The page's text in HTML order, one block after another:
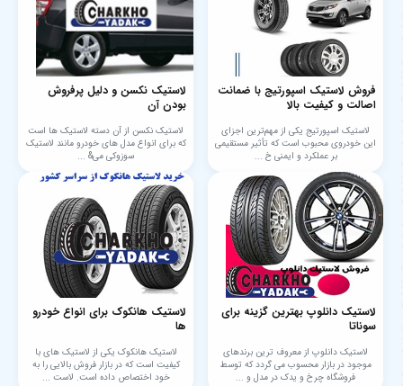
فروش لاستیک اسپورتیج با ضمانت
اصالت و کیفیت بالا
لاستیک اسپورتیج یکی از مهم‌ترین اجزای
این خودروی محبوب است که تأثیر مستقیمی
بر عملکرد و ایمنی خ ...
لاستیک نکسن و دلیل پرفروش
بودن آن
لاستیک نکسن از آن دسته لاستیک‌ ها است
که برای انواع مدل‌ های خودرو مانند لاستیک
سوزوکی می& ...
لاستیک دانلوپ بهترین گزینه برای
سوناتا
لاستیک دانلوپ از معروف ترین برندهای
موجود در بازار محسوب می گردد که توسط
فروشگاه چرخ و یدک در مدل و ...
لاستیک هانکوک برای انواع خودرو
ها
لاستیک هانکوک یکی از لاستیک های با
کیفیت است که در بازار فروش بالایی را به
خود اختصاص داده است. لاست ...